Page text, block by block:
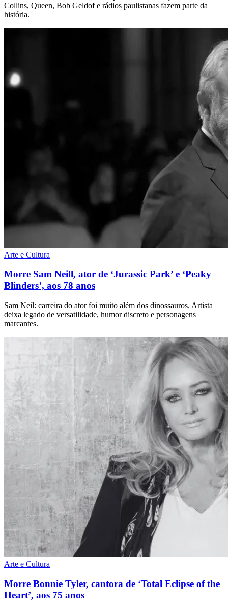
Collins, Queen, Bob Geldof e rádios paulistanas fazem parte da
história.
Arte e Cultura
Morre Sam Neill, ator de ‘Jurassic Park’ e ‘Peaky
Blinders’, aos 78 anos
Sam Neil: carreira do ator foi muito além dos dinossauros. Artista
deixa legado de versatilidade, humor discreto e personagens
marcantes.
Arte e Cultura
Morre Bonnie Tyler, cantora de ‘Total Eclipse of the
Heart’, aos 75 anos